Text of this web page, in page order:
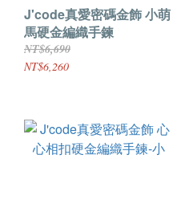
J'code真愛密碼金飾 小萌
馬硬金編織手鍊
NT$6,690
NT$6,260